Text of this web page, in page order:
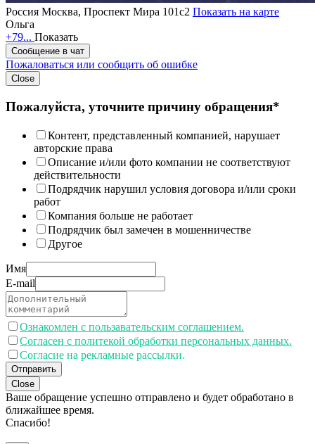
Россия Москва, Проспект Мира 101с2 Показать на карте
Ольга
+79... Показать
Сообщение в чат
Пожаловаться или сообщить об ошибке
Close
Пожалуйста, уточните причину обращения*
Контент, представленный компанией, нарушает
авторские права
Описание и/или фото компании не соответствуют
действительности
Подрядчик нарушил условия договора и/или сроки
работ
Компания больше не работает
Подрядчик был замечен в мошенничестве
Другое
Имя
E-mail
Ознакомлен с пользавательским соглашением.
Согласен с политекой обработки персональных данных.
Согласие на рекламные рассылки.
Отправить
Close
Ваше обращение успешно отправлено и будет обработано в
ближайшее время.
Спасибо!